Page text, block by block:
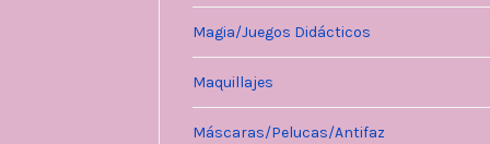
Magia/Juegos Didácticos
Maquillajes
Máscaras/Pelucas/Antifaz